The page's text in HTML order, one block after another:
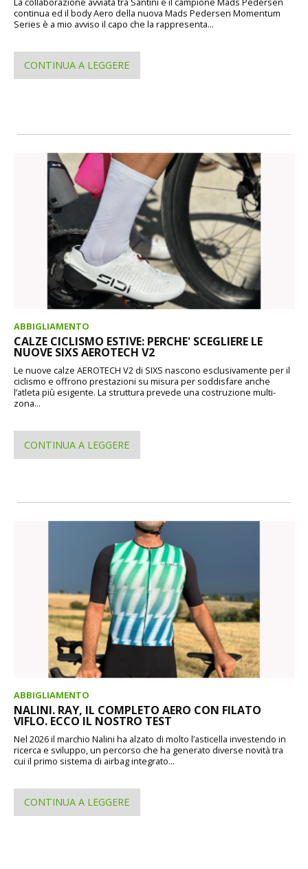
continua ed il body Aero della nuova Mads Pedersen Momentum
Series è a mio avviso il capo che la rappresenta...
CONTINUA A LEGGERE
ABBIGLIAMENTO
CALZE CICLISMO ESTIVE: PERCHE' SCEGLIERE LE
NUOVE SIXS AEROTECH V2
Le nuove calze AEROTECH V2 di SIXS nascono esclusivamente per il
ciclismo e offrono prestazioni su misura per soddisfare anche
l’atleta più esigente. La struttura prevede una costruzione multi-
zona...
CONTINUA A LEGGERE
ABBIGLIAMENTO
NALINI. RAY, IL COMPLETO AERO CON FILATO
VIFLO. ECCO IL NOSTRO TEST
Nel 2026 il marchio Nalini ha alzato di molto l’asticella investendo in
ricerca e sviluppo, un percorso che ha generato diverse novità tra
cui il primo sistema di airbag integrato...
CONTINUA A LEGGERE